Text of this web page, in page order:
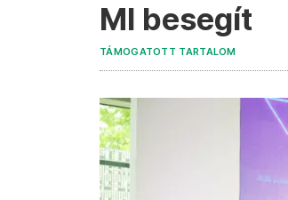
MI besegít
TÁMOGATOTT TARTALOM